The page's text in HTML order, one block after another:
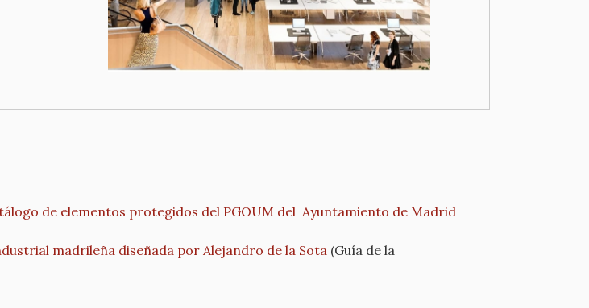
de elementos protegidos del PGOUM del Ayuntamiento de Madrid
madrileña diseñada por Alejandro de la Sota (Guía de la